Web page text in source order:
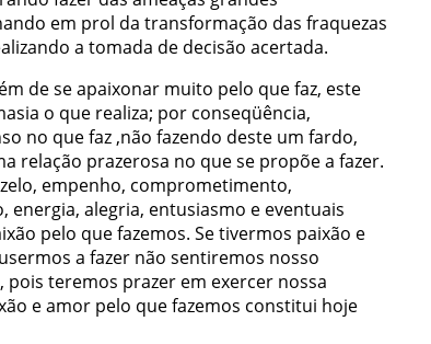
em prol da transformação das fraquezas
a tomada de decisão acertada.
de se apaixonar muito pelo que faz, este
o que realiza; por conseqüência,
no que faz ,não fazendo deste um fardo,
relação prazerosa no que se propõe a fazer.
empenho, comprometimento,
energia, alegria, entusiasmo e eventuais
pelo que fazemos. Se tivermos paixão e
a fazer não sentiremos nosso
teremos prazer em exercer nossa
e amor pelo que fazemos constitui hoje